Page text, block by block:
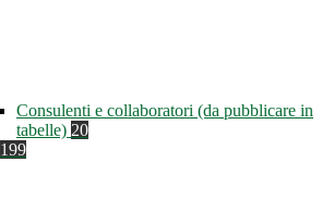
Consulenti e collaboratori (da pubblicare in
tabelle) 20
199